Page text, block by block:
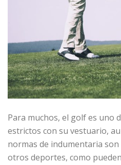
Para muchos, el golf es uno
estrictos con su vestuario,
normas de indumentaria
otros deportes, como